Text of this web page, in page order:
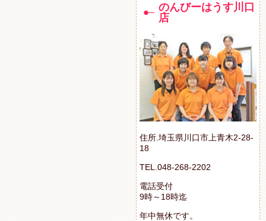
のんびーはうす川口
店
住所.埼玉県川口市上青木2-28-
18
TEL.048-268-2202
電話受付
9時～18時迄
年中無休です。